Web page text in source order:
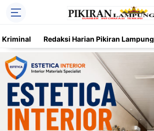
Kriminal Redaksi Harian Pikiran Lampung
Trending Kriminal